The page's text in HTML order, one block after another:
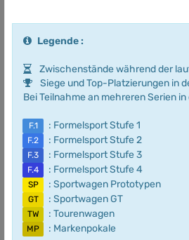
Legende :
Zwischenstände während der
Siege und Top-Platzierungen in
Bei Teilnahme an mehreren Serien
F.1 : Formelsport Stufe 1
F.2 : Formelsport Stufe 2
F.3 : Formelsport Stufe 3
F.4 : Formelsport Stufe 4
SP : Sportwagen Prototypen
GT : Sportwagen GT
TW : Tourenwagen
MP : Markenpokale